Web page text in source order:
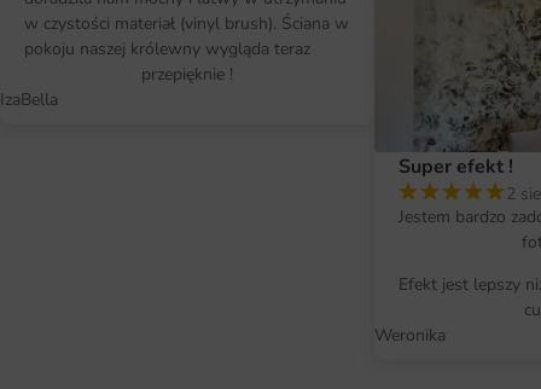
w czystości materiał (vinyl brush). Ściana w
pokoju naszej królewny wygląda teraz
przepięknie !
IzaBella
Super efekt !
2
Jestem bardzo
Efekt jest lepszy
Weronika